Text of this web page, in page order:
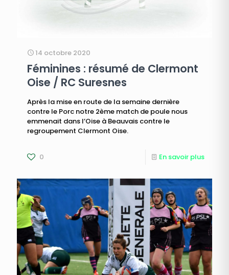
14 octobre 2020
Féminines : résumé de Clermont
Oise / RC Suresnes
Après la mise en route de la semaine dernière
contre le Porc notre 2ème match de poule nous
emmenait dans l’Oise à Beauvais contre le
regroupement Clermont Oise.
0 En savoir plus